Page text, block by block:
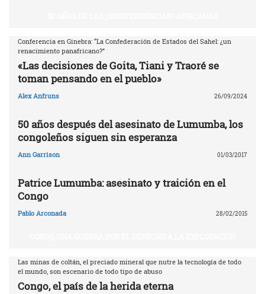
Conferencia en Ginebra: “La Confederación de Estados del Sahel: ¿un
renacimiento panafricano?”
«Las decisiones de Goita, Tiani y Traoré se
toman pensando en el pueblo»
Alex Anfruns 26/09/2024
50 años después del asesinato de Lumumba, los
congoleños siguen sin esperanza
Ann Garrison 01/03/2017
Patrice Lumumba: asesinato y traición en el
Congo
Pablo Arconada 28/02/2015
Las minas de coltán, el preciado mineral que nutre la tecnología de todo
el mundo, son escenario de todo tipo de abuso
Congo, el país de la herida eterna